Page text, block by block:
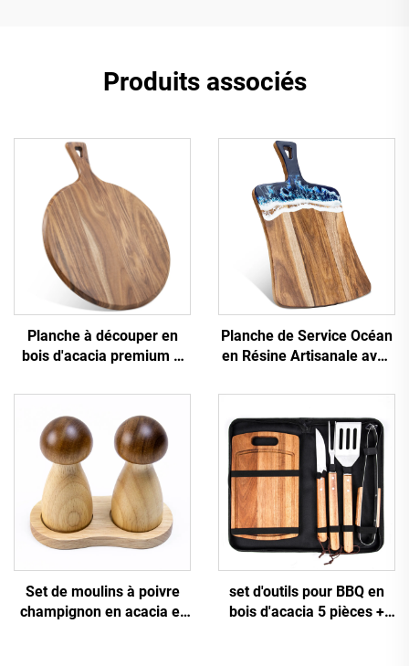
Produits associés
Planche à découper en
bois d'acacia premium &
Planche de Service Océan
en Résine Artisanale avec
Set de moulins à poivre
champignon en acacia et
set d'outils pour BBQ en
bois d'acacia 5 pièces +